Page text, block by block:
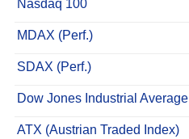
Nasdaq 100
MDAX (Perf.)
SDAX (Perf.)
Dow Jones Industrial Average
ATX (Austrian Traded Index)